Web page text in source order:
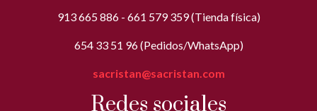
913 665 886 - 661 579 359 (Tienda física)
654 33 51 96 (Pedidos/WhatsApp)
sacristan@sacristan.com
Redes sociales